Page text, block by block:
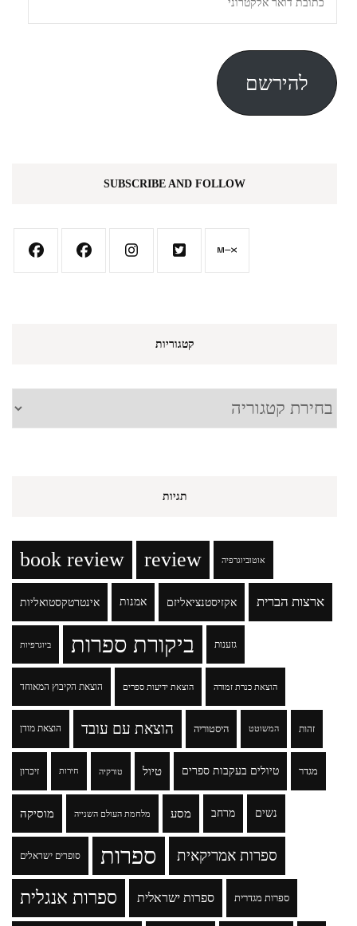
דואר
אלקטרוני
להירשם
SUBSCRIBE AND FOLLOW
קטגוריות
קטגוריות
תגיות
book review review אוטוביוגרפיה
אינטרטקסטואליות אמנות אקזיסטנציאליזם ארצות הברית
ביוגרפיות ביקורת ספרות גזענות
הוצאת הקיבוץ המאוחד הוצאת ידיעות ספרים הוצאת כנרת זמורה
הוצאת מודן הוצאת עם עובד היסטוריה המשוטט זהות
זיכרון חירות טורקיה טיול טיולים בעקבות ספרים מגדר
מוסיקה מלחמת העולם השנייה מסע מרחב נשים
סופרים ישראלים ספרות ספרות אמריקאית
ספרות אנגלית ספרות ישראלית ספרות מגדרית